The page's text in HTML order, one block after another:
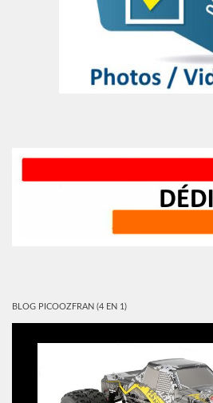
BLOG PICOOZFRAN (4 EN 1)